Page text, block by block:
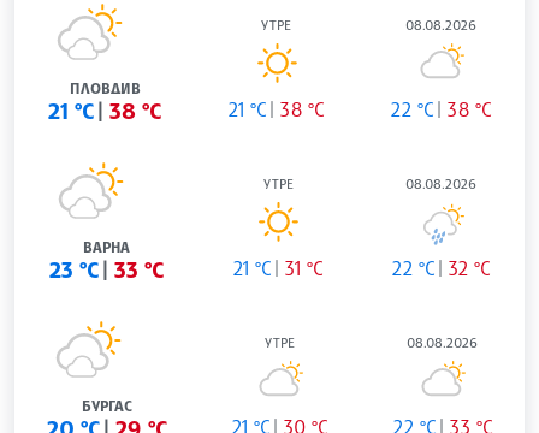
ПЛОВДИВ
21 °C 38 °C
УТРЕ
21 °C 38 °C
08.08.2026
22 °C 38 °C
ВАРНА
23 °C 33 °C
УТРЕ
21 °C 31 °C
08.08.2026
22 °C 32 °C
БУРГАС
20 °C 29 °C
УТРЕ
21 °C 30 °C
08.08.2026
22 °C 33 °C